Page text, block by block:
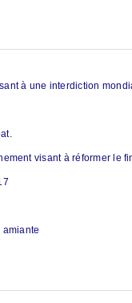
à une interdiction
visant à réformer le